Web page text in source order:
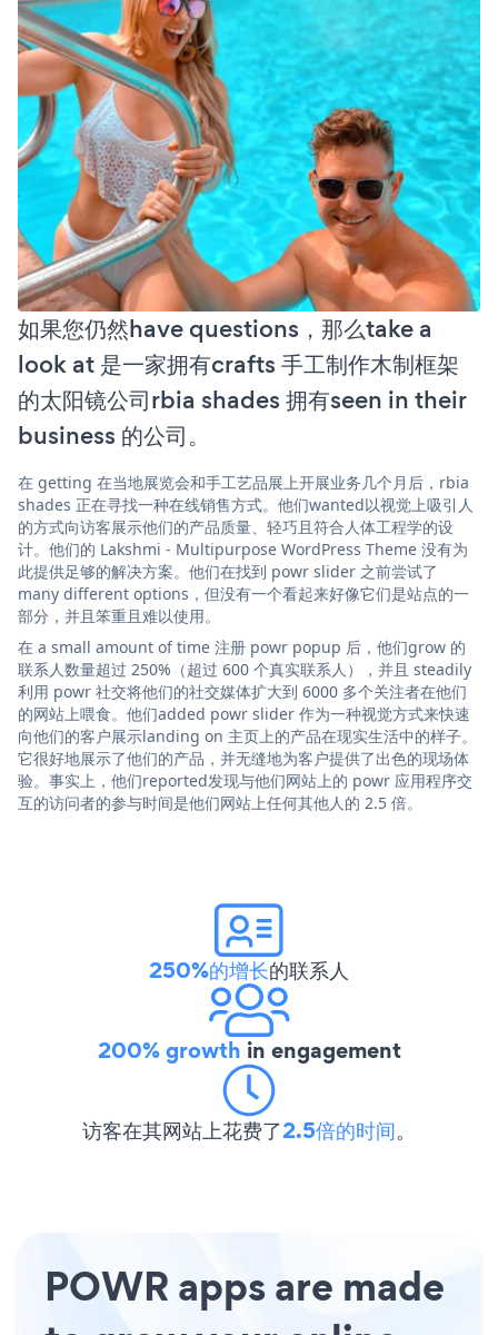
如果您仍然have questions，那么take a
look at 是一家拥有crafts 手工制作木制框架
的太阳镜公司rbia shades 拥有seen in their
business 的公司。
在 getting 在当地展览会和手工艺品展上开展业务几个月后，rbia
shades 正在寻找一种在线销售方式。他们wanted以视觉上吸引人
的方式向访客展示他们的产品质量、轻巧且符合人体工程学的设
计。他们的 Lakshmi - Multipurpose WordPress Theme 没有为
此提供足够的解决方案。他们在找到 powr slider 之前尝试了
many different options，但没有一个看起来好像它们是站点的一
部分，并且笨重且难以使用。
在 a small amount of time 注册 powr popup 后，他们grow 的
联系人数量超过 250%（超过 600 个真实联系人），并且 steadily
利用 powr 社交将他们的社交媒体扩大到 6000 多个关注者在他们
的网站上喂食。他们added powr slider 作为一种视觉方式来快速
向他们的客户展示landing on 主页上的产品在现实生活中的样子。
它很好地展示了他们的产品，并无缝地为客户提供了出色的现场体
验。事实上，他们reported发现与他们网站上的 powr 应用程序交
互的访问者的参与时间是他们网站上任何其他人的 2.5 倍。
250%的增长的联系人
200% growth in engagement
访客在其网站上花费了2.5倍的时间。
POWR apps are made